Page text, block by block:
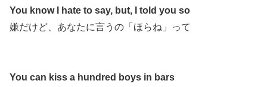
You know I hate to say, but, I told you so
嫌だけど、あなたに言うの「ほらね」って
You can kiss a hundred boys in bars